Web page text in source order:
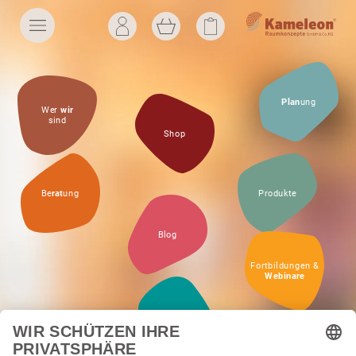
Wer wir
sind
Beratung
Blog
Produkte
Planung
Shop
Fortbildungen &
Webinare